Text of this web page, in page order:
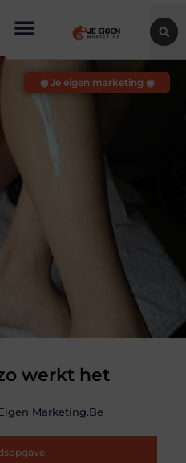
werkt het
Marketing.be
◉ Je eigen marketing ◉